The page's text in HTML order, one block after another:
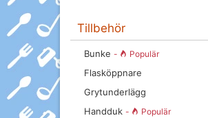
Tillbehör
Bunke - Populär
Flasköppnare
Grytunderlägg
Handduk - Populär